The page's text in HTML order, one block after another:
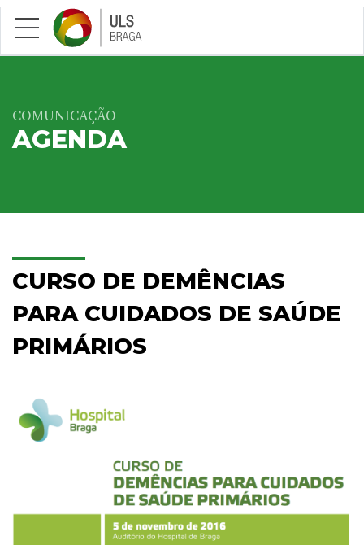
Saltar para conteúdo principal
COMUNICAÇÃO
AGENDA
CURSO DE DEMÊNCIAS
PARA CUIDADOS DE SAÚDE
PRIMÁRIOS